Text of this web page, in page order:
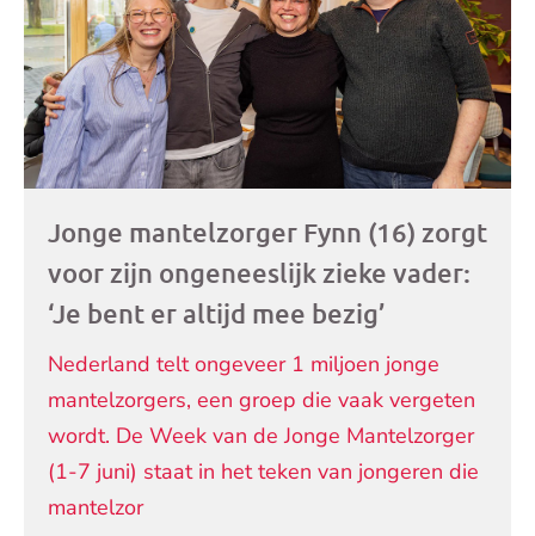
Jonge mantelzorger Fynn (16) zorgt
voor zijn ongeneeslijk zieke vader:
‘Je bent er altijd mee bezig’
Nederland telt ongeveer 1 miljoen jonge
mantelzorgers, een groep die vaak vergeten
wordt. De Week van de Jonge Mantelzorger
(1-7 juni) staat in het teken van jongeren die
mantelzor